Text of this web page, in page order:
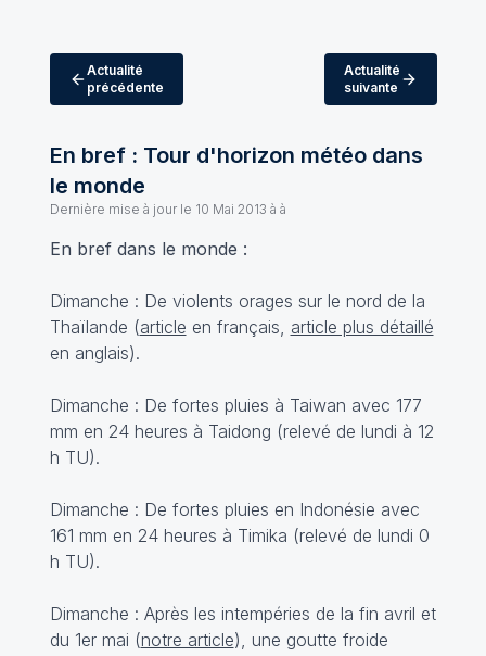
Actualité
précédente
Actualité
suivante
En bref : Tour d'horizon météo dans
le monde
Dernière mise à jour le 10 Mai 2013 à à
En bref dans le monde :
Dimanche : De violents orages sur le nord de la
Thaïlande (article en français, article plus détaillé
en anglais).
Dimanche : De fortes pluies à Taiwan avec 177
mm en 24 heures à Taidong (relevé de lundi à 12
h TU).
Dimanche : De fortes pluies en Indonésie avec
161 mm en 24 heures à Timika (relevé de lundi 0
h TU).
Dimanche : Après les intempéries de la fin avril et
du 1er mai (notre article), une goutte froide